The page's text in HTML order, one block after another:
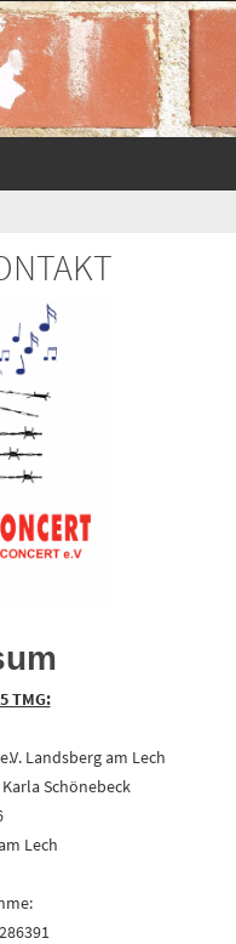
TMG:
Landsberg am Lech
Schönebeck
Lech